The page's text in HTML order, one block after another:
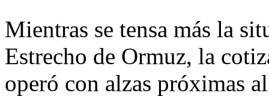
Mientras se tensa más la
Estrecho de Ormuz, la
operó con alzas próximas